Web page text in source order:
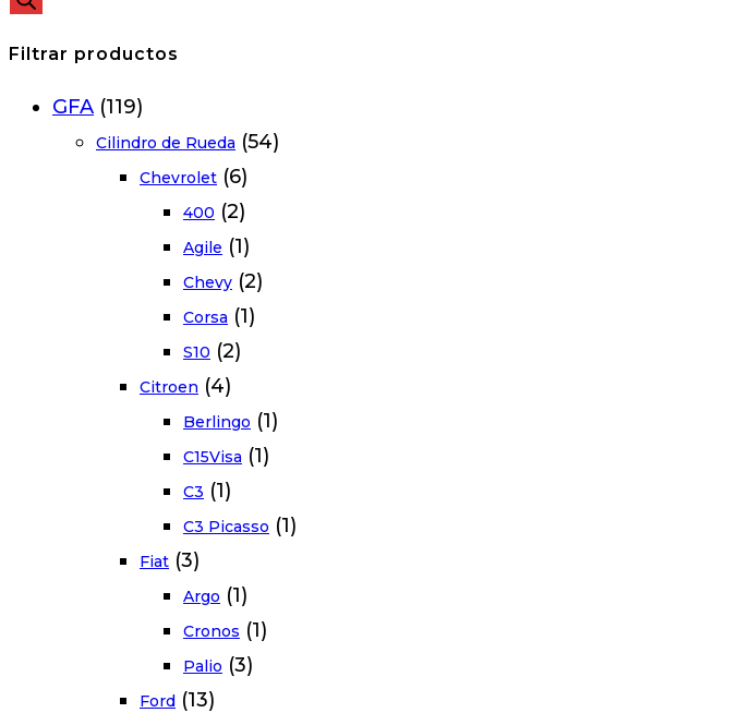
Filtrar productos
GFA (119)
Cilindro de Rueda (54)
Chevrolet (6)
400 (2)
Agile (1)
Chevy (2)
Corsa (1)
S10 (2)
Citroen (4)
Berlingo (1)
C15Visa (1)
C3 (1)
C3 Picasso (1)
Fiat (3)
Argo (1)
Cronos (1)
Palio (3)
Ford (13)